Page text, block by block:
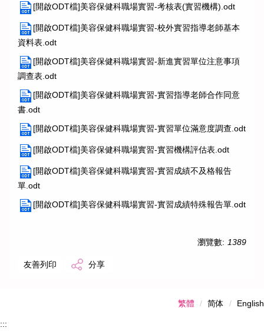
[開啟ODT檔]美容保健科職場實習-考核表(實習機構).odt
[開啟ODT檔]美容保健科職場實習-校外實習指導老師基本
資料表.odt
[開啟ODT檔]美容保健科職場實習-新進實習單位注意事項
調查表.odt
[開啟ODT檔]美容保健科職場實習-實習指導老師合作同意
書.odt
[開啟ODT檔]美容保健科職場實習-實習單位滿意度調查.odt
[開啟ODT檔]美容保健科職場實習-實習機構評估表.odt
[開啟ODT檔]美容保健科職場實習-實習成績不及格報告
單.odt
[開啟ODT檔]美容保健科職場實習-實習成績特殊報告單.odt
瀏覽數: 1389
友善列印 分享
繁體 简体 English
:::